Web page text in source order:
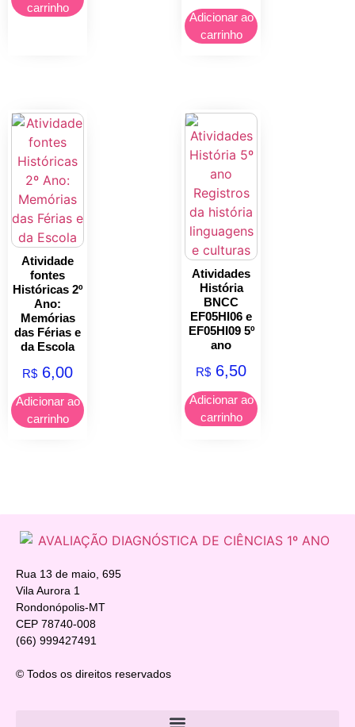
carrinho
Adicionar ao
carrinho
Atividade
fontes
Históricas 2º
Ano:
Memórias
das Férias e
da Escola
R$ 6,00
Adicionar ao
carrinho
Atividades
História
BNCC
EF05HI06 e
EF05HI09 5º
ano
R$ 6,50
Adicionar ao
carrinho
Rua 13 de maio, 695
Vila Aurora 1
Rondonópolis-MT
CEP 78740-008
(66) 999427491
© Todos os direitos reservados